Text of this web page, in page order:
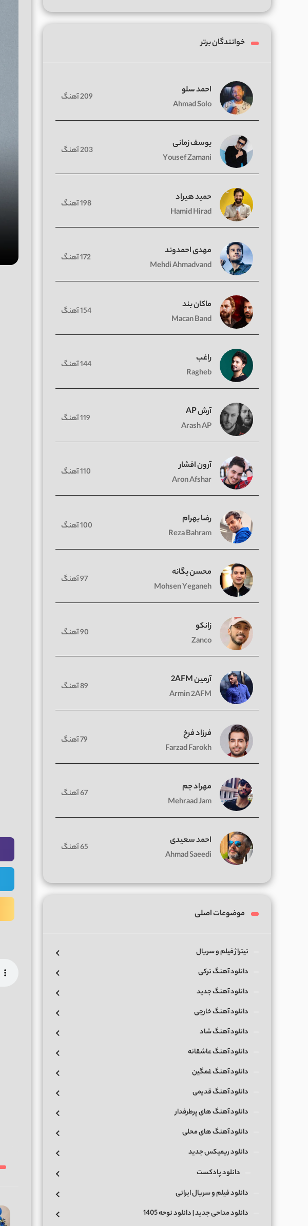
خوانندگان برتر
احمد سلو
Ahmad Solo
209 آهنگ
یوسف زمانی
Yousef Zamani
203 آهنگ
حمید هیراد
Hamid Hirad
198 آهنگ
مهدی احمدوند
Mehdi Ahmadvand
172 آهنگ
ماکان بند
Macan Band
154 آهنگ
راغب
Ragheb
144 آهنگ
آرش AP
Arash AP
119 آهنگ
آرون افشار
Aron Afshar
110 آهنگ
رضا بهرام
Reza Bahram
100 آهنگ
محسن یگانه
Mohsen Yeganeh
97 آهنگ
زانکو
Zanco
90 آهنگ
آرمین 2AFM
Armin 2AFM
89 آهنگ
فرزاد فرخ
Farzad Farokh
79 آهنگ
مهراد جم
Mehraad Jam
67 آهنگ
احمد سعیدی
Ahmad Saeedi
65 آهنگ
موضوعات اصلی
تیتراژ فیلم و سریال
دانلود آهنگ ترکی
دانلود آهنگ جدید
دانلود آهنگ خارجی
دانلود آهنگ شاد
دانلود آهنگ عاشقانه
دانلود آهنگ غمگین
دانلود آهنگ قدیمی
دانلود آهنگ های پرطرفدار
دانلود آهنگ های محلی
دانلود ریمیکس جدید
دانلود پادکست
دانلود فیلم و سریال ایرانی
دانلود مداحی جدید | دانلود نوحه 1405